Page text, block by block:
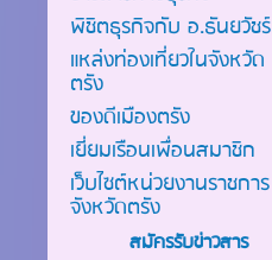
พิชิตธุรกิจกับ อ.ธันยวัชร์
แหล่งท่องเที่ยวในจังหวัด
ตรัง
ของดีเมืองตรัง
เยี่ยมเรือนเพื่อนสมาชิก
เว็บไซต์หน่วยงานราชการ
จังหวัดตรัง
สมัครรับข่าวสาร